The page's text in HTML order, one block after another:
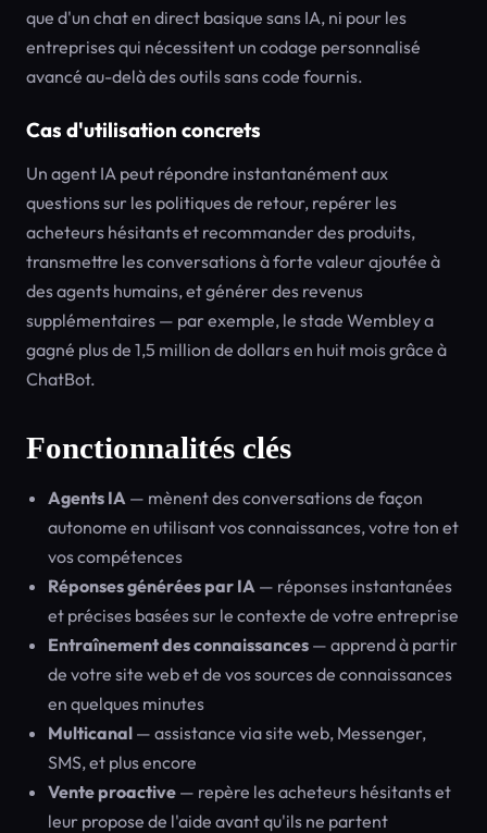
que d'un chat en direct basique sans IA, ni pour les
entreprises qui nécessitent un codage personnalisé
avancé au-delà des outils sans code fournis.
Cas d'utilisation concrets
Un agent IA peut répondre instantanément aux
questions sur les politiques de retour, repérer les
acheteurs hésitants et recommander des produits,
transmettre les conversations à forte valeur ajoutée à
des agents humains, et générer des revenus
supplémentaires — par exemple, le stade Wembley a
gagné plus de 1,5 million de dollars en huit mois grâce à
ChatBot.
Fonctionnalités clés
Agents IA — mènent des conversations de façon
autonome en utilisant vos connaissances, votre ton et
vos compétences
Réponses générées par IA — réponses instantanées
et précises basées sur le contexte de votre entreprise
Entraînement des connaissances — apprend à partir
de votre site web et de vos sources de connaissances
en quelques minutes
Multicanal — assistance via site web, Messenger,
SMS, et plus encore
Vente proactive — repère les acheteurs hésitants et
leur propose de l'aide avant qu'ils ne partent